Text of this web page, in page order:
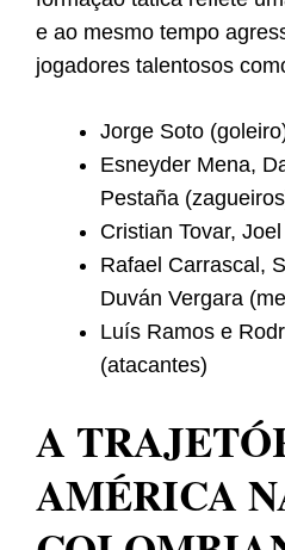
e ao mesmo tempo
jogadores talentosos
Jorge Soto
Esneyder Mena,
Pestaña
Cristian Tovar,
Rafael Carrascal,
Duván Vergara
Luís Ramos e
(atacantes)
A
AMÉRICA